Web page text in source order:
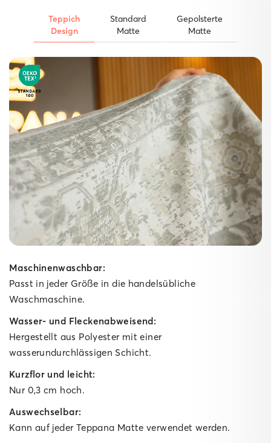
Der starke Untergrund.
Unsere Matten
Gepolsterte Matte
Ein weicher Schaumkern dämpft Schritte spürbar ab,
während die High‑Grip‑Technologie die
gepolsterte Matte fest am Boden verankert – ideal für
Spielzimmer, Wohn‑ und Schlafzimmer sowie lange
Küchen­läufer. Für kuscheligen Komfort im Innenbereich
bringt sie dabei ganze 10 mm Polsterung mit.
Teppich
Design
Standard
Matte
Gepolsterte
Matte
Maschinenwaschbar:
Passt in jeder Größe in die handelsübliche
Waschmaschine.
Wasser- und Fleckenabweisend:
Hergestellt aus Polyester mit einer
wasserundurchlässigen Schicht.
Kurzflor und leicht:
Nur 0,3 cm hoch.
Auswechselbar:
Kann auf jeder Teppana Matte verwendet werden.